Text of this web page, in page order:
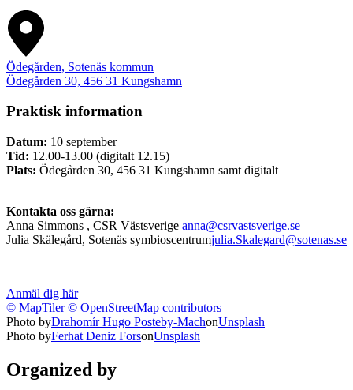
Ödegården, Sotenäs kommun
Ödegården 30, 456 31 Kungshamn
Praktisk information
Datum: 10 september
Tid: 12.00-13.00 (digitalt 12.15)
Plats: Ödegården 30, 456 31 Kungshamn samt digitalt
Kontakta oss gärna:
Anna Simmons , CSR Västsverige anna@csrvastsverige.se
Julia Skälegård, Sotenäs symbioscentrumjulia.Skalegard@sotenas.se
Anmäl dig här
© MapTiler © OpenStreetMap contributors
Photo byDrahomír Hugo Posteby-MachonUnsplash
Photo byFerhat Deniz ForsonUnsplash
Organized by